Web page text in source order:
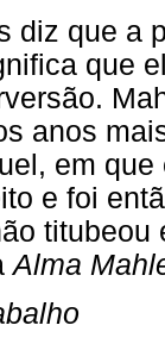
diz que a
que
anos
em
e foi
Alma